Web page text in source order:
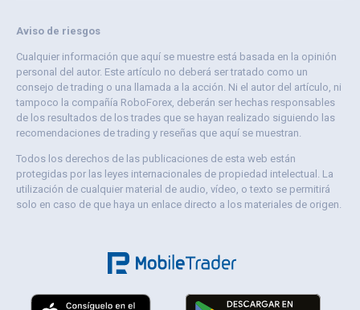
Aviso de riesgos
Cualquier información que aquí se muestre está basada en la opinión
personal del autor. Este artículo no deberá ser tratado como un
consejo de trading o una llamada a la acción. Ni el autor del artículo, ni
tampoco la compañía RoboForex, deberán ser hechas responsables
de los resultados de los trades que se hayan realizado siguiendo las
recomendaciones de trading y reseñas que aquí se muestran.
Todos los derechos de las publicaciones de esta web están
protegidas por las leyes internacionales de propiedad intelectual. La
utilización de cualquier material de audio, vídeo, o texto se permitirá
solo en caso de que haya un enlace directo a los materiales de origen.